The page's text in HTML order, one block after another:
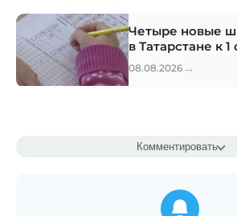
Четыре новые
в Татарстане к 1
08.08.2026 →
Комментировать